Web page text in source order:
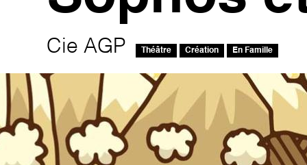
Cie AGP Théâtre Création En Famille
Image